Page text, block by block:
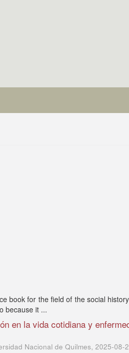
book for the field of the social
because it ...
en la vida cotidiana y
Nacional de Quilmes, 2025-08-